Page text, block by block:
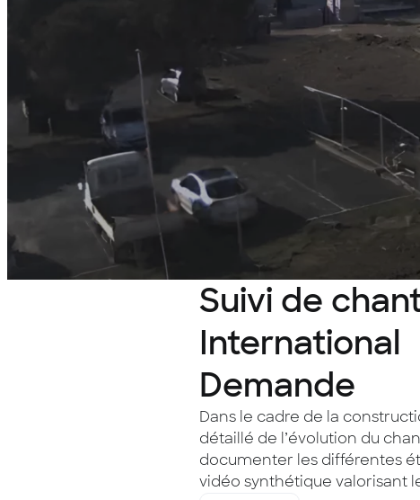
Suivi de
International
Demande
Dans le cadre de la
détaillé de l’évolution du
documenter les différentes
vidéo synthétique valorisant